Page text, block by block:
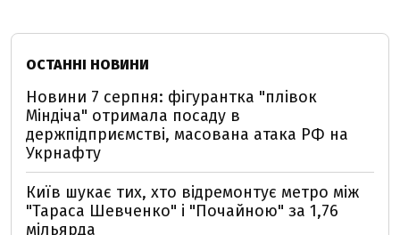
ОСТАННІ НОВИНИ
Новини 7 серпня: фігурантка "плівок
Міндіча" отримала посаду в
держпідприємстві, масована атака РФ на
Укрнафту
Київ шукає тих, хто відремонтує метро між
"Тараса Шевченко" і "Почайною" за 1,76
мільярда